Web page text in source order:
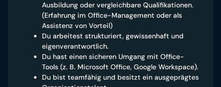
Ausbildung oder vergleichbare Qualifikationen.
(Erfahrung im Office-Management oder als
Assistenz von Vorteil)
Du arbeitest strukturiert, gewissenhaft und
eigenverantwortlich.
Du hast einen sicheren Umgang mit Office-
Tools (z. B. Microsoft Office, Google Workspace).
Du bist teamfähig und besitzt ein ausgeprägtes